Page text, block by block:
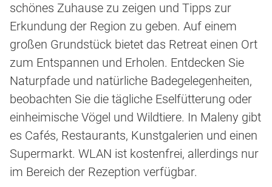
schönes Zuhause zu zeigen und Tipps zur
Erkundung der Region zu geben. Auf einem
großen Grundstück bietet das Retreat einen Ort
zum Entspannen und Erholen. Entdecken Sie
Naturpfade und natürliche Badegelegenheiten,
beobachten Sie die tägliche Eselfütterung oder
einheimische Vögel und Wildtiere. In Maleny gibt
es Cafés, Restaurants, Kunstgalerien und einen
Supermarkt. WLAN ist kostenfrei, allerdings nur
im Bereich der Rezeption verfügbar.